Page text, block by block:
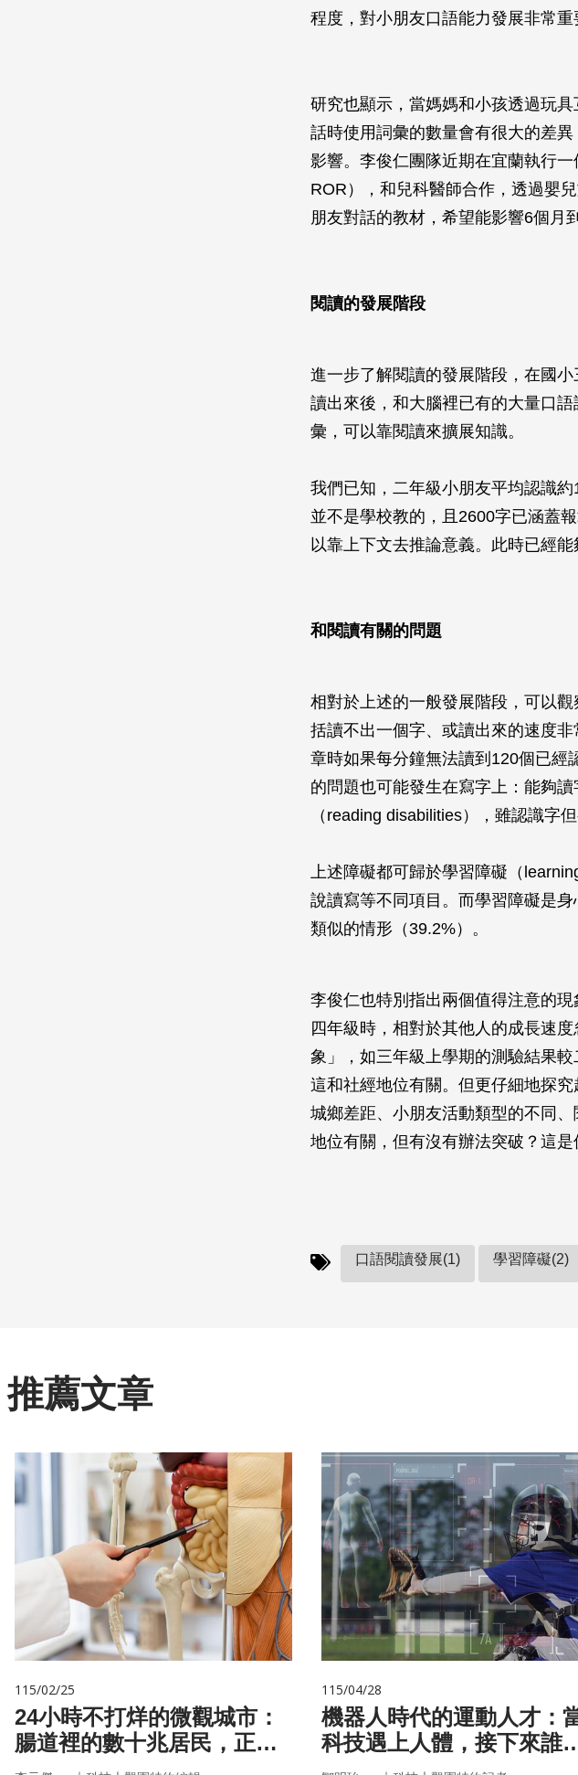
程度，對小朋友口語能力發展非常
研究也顯示，當媽媽和小孩透過玩
話時使用詞彙的數量會有很大的差
影響。李俊仁團隊近期在宜蘭執行
ROR），和兒科醫師合作，透過嬰
朋友對話的教材，希望能影響6個月
閱讀的發展階段
進一步了解閱讀的發展階段，在國
讀出來後，和大腦裡已有的大量口
彙，可以靠閱讀來擴展知識。
我們已知，二年級小朋友平均認識
並不是學校教的，且2600字已涵蓋
以靠上下文去推論意義。此時已經能
和閱讀有關的問題
相對於上述的一般發展階段，可以
括讀不出一個字、或讀出來的速度
章時如果每分鐘無法讀到120個已經
的問題也可能發生在寫字上：能夠
（reading disabilities），雖認識字
上述障礙都可歸於學習障礙（
說讀寫等不同項目。而學習障礙是
類似的情形（39.2%）。
李俊仁也特別指出兩個值得注意的
四年級時，相對於其他人的成長速
象」，如三年級上學期的測驗結果
這和社經地位有關。但更仔細地探
城鄉差距、小朋友活動類型的不同
地位有關，但有沒有辦法突破？這是
口語閱讀發展(1) 學習障礙(2)
推薦文章
115/02/25
24小時不打烊的微觀城市：
腸道裡的數十兆居民，正悄
悄掌管你的大腦與健康
115/04/28
機器人時代的運動人才：
科技遇上人體，接下來誰
接手？